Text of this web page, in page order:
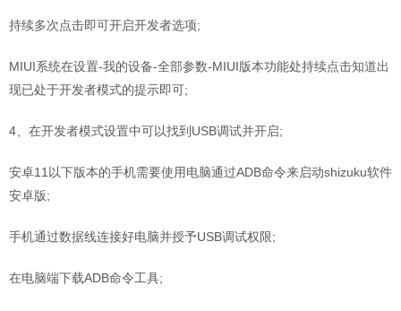
持续多次点击即可开启开发者选项;
MIUI系统在设置-我的设备-全部参数-MIUI版本功能处持续点击知道出
现已处于开发者模式的提示即可;
4、在开发者模式设置中可以找到USB调试并开启;
安卓11以下版本的手机需要使用电脑通过ADB命令来启动shizuku软件
安卓版;
手机通过数据线连接好电脑并授予USB调试权限;
在电脑端下载ADB命令工具;